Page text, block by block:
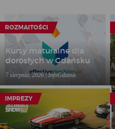
ROZMAITOŚCI
Kursy maturalne dla
dorosłych w Gdańsku
7 sierpnia, 2026 | InfoGdansk
IMPREZY